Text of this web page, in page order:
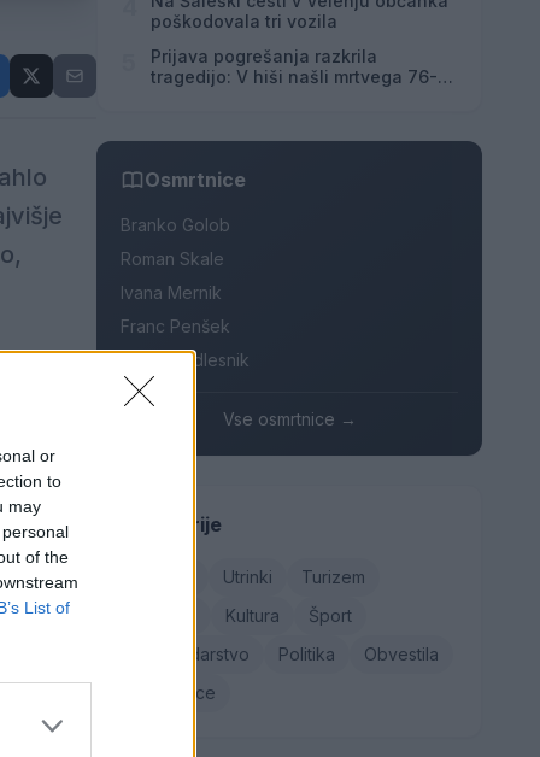
or
to
may
of the
List of
Na
od
in
20, v
poškodovala tri vozila
Prijava pogrešanja razkrila
tragedijo: V hiši našli mrtvega 76-
Osmrtnice
Branko Golob
Roman Skale
Ivana Mernik
Franc Penšek
Maksi Podlesnik
Vse osmrtnice →
Kategorije
Utrinki
Turizem
Kultura
Šport
Gospodarstvo
Politika
Obvestila
Osmrtnice